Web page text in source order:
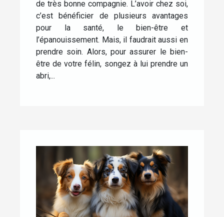
de très bonne compagnie. L’avoir chez soi,
c’est bénéficier de plusieurs avantages
pour la santé, le bien-être et
l’épanouissement. Mais, il faudrait aussi en
prendre soin. Alors, pour assurer le bien-
être de votre félin, songez à lui prendre un
abri,...